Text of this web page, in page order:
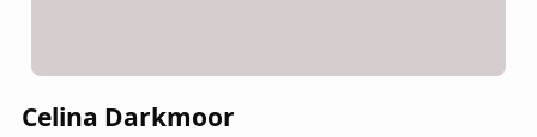
Celina Darkmoor